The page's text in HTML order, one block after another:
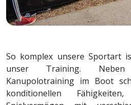
So komplex unsere Sportart
unser Training.
Kanupolotraining im Boot
konditionellen